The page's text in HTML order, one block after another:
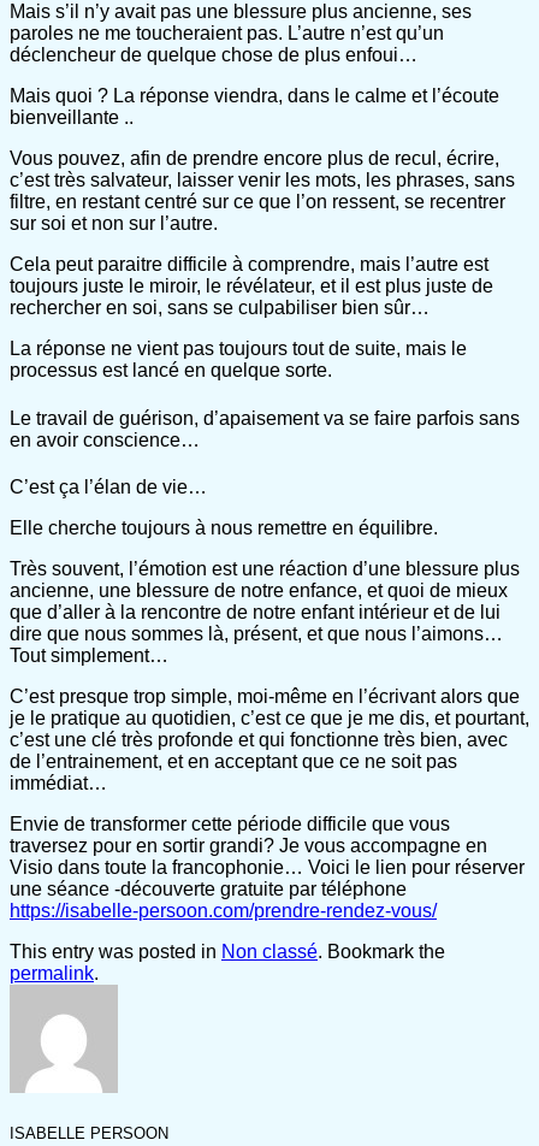
Mais s’il n’y avait pas une blessure plus ancienne, ses
paroles ne me toucheraient pas. L’autre n’est qu’un
déclencheur de quelque chose de plus enfoui…
Mais quoi ? La réponse viendra, dans le calme et l’écoute
bienveillante ..
Vous pouvez, afin de prendre encore plus de recul, écrire,
c’est très salvateur, laisser venir les mots, les phrases, sans
filtre, en restant centré sur ce que l’on ressent, se recentrer
sur soi et non sur l’autre.
Cela peut paraitre difficile à comprendre, mais l’autre est
toujours juste le miroir, le révélateur, et il est plus juste de
rechercher en soi, sans se culpabiliser bien sûr…
La réponse ne vient pas toujours tout de suite, mais le
processus est lancé en quelque sorte.
Le travail de guérison, d’apaisement va se faire parfois sans
en avoir conscience…
C’est ça l’élan de vie…
Elle cherche toujours à nous remettre en équilibre.
Très souvent, l’émotion est une réaction d’une blessure plus
ancienne, une blessure de notre enfance, et quoi de mieux
que d’aller à la rencontre de notre enfant intérieur et de lui
dire que nous sommes là, présent, et que nous l’aimons…
Tout simplement…
C’est presque trop simple, moi-même en l’écrivant alors que
je le pratique au quotidien, c’est ce que je me dis, et pourtant,
c’est une clé très profonde et qui fonctionne très bien, avec
de l’entrainement, et en acceptant que ce ne soit pas
immédiat…
Envie de transformer cette période difficile que vous
traversez pour en sortir grandi? Je vous accompagne en
Visio dans toute la francophonie… Voici le lien pour réserver
une séance -découverte gratuite par téléphone
https://isabelle-persoon.com/prendre-rendez-vous/
This entry was posted in Non classé. Bookmark the
permalink.
ISABELLE PERSOON